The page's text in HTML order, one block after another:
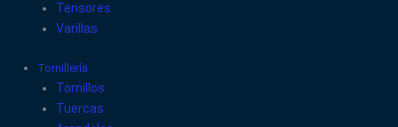
Tensores
Varillas
Tornillería
Tornillos
Tuercas